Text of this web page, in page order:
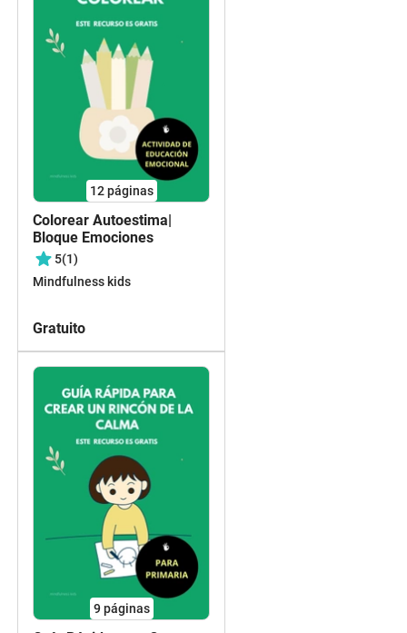
12páginas
Colorear Autoestima|
Bloque Emociones
5(1)
Mindfulness kids
Gratuito
9páginas